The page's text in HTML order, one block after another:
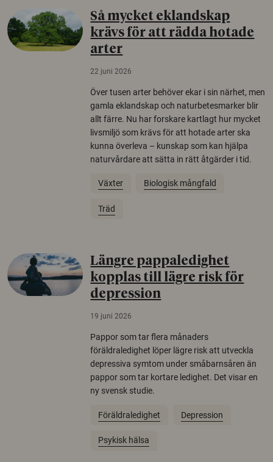
Så mycket eklandskap
krävs för att rädda hotade
arter
22 juni 2026
Över tusen arter behöver ekar i sin närhet, men
gamla eklandskap och naturbetesmarker blir
allt färre. Nu har forskare kartlagt hur mycket
livsmiljö som krävs för att hotade arter ska
kunna överleva – kunskap som kan hjälpa
naturvårdare att sätta in rätt åtgärder i tid.
Växter Biologisk mångfald
Träd
Längre pappaledighet
kopplas till lägre risk för
depression
19 juni 2026
Pappor som tar flera månaders
föräldraledighet löper lägre risk att utveckla
depressiva symtom under småbarnsåren än
pappor som tar kortare ledighet. Det visar en
ny svensk studie.
Föräldraledighet Depression
Psykisk hälsa